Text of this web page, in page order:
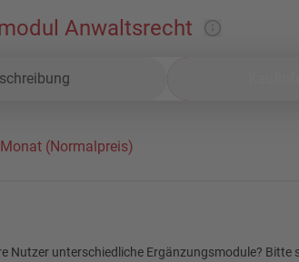
Anwaltsrecht
(Normalpreis)
Nutzer unterschiedliche Ergänzungsmodule? Bitte